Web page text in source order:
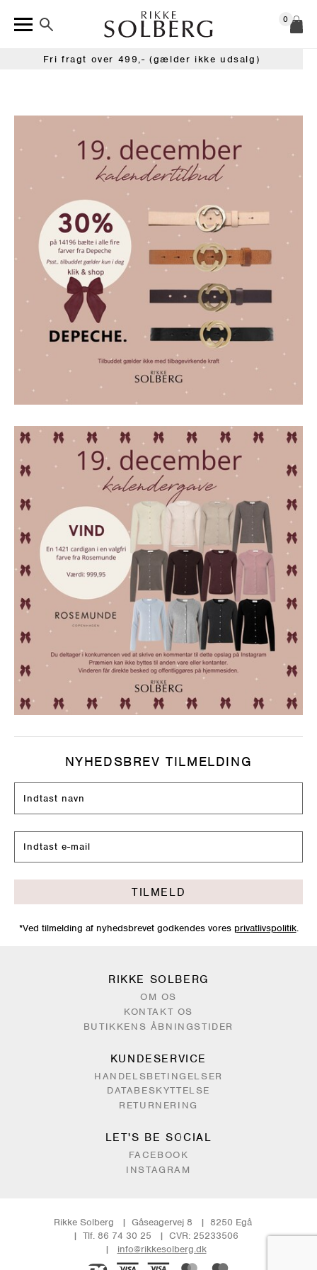
0
Fri fragt over 499,- (gælder ikke udsalg)
NYHEDSBREV TILMELDING
TILMELD
*Ved tilmelding af nyhedsbrevet godkendes vores privatlivspolitik.
RIKKE SOLBERG
OM OS
KONTAKT OS
BUTIKKENS ÅBNINGSTIDER
KUNDESERVICE
HANDELSBETINGELSER
DATABESKYTTELSE
RETURNERING
LET'S BE SOCIAL
FACEBOOK
INSTAGRAM
Rikke Solberg Gåseagervej 8
8250 Egå
Tlf. 86 74 30 25
CVR: 25233506
info@rikkesolberg.dk